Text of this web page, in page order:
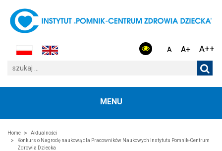
A A+ A++
MENU
Home
Aktualności
Konkurs o Nagrodę naukową dla Pracowników Naukowych Instytutu Pomnik-Centrum
Zdrowia Dziecka